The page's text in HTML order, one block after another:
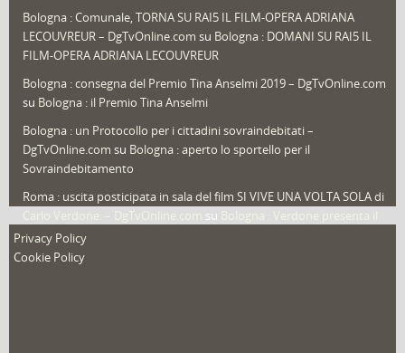
Sport
That's Bologna Magazine(25)
Video (archivio) (263)
Bologna : Comunale, TORNA SU RAI5 IL FILM-OPERA ADRIANA
LECOUVREUR – DgTvOnline.com su Bologna : DOMANI SU RAI5 IL
FILM-OPERA ADRIANA LECOUVREUR
Bologna : consegna del Premio Tina Anselmi 2019 – DgTvOnline.com
su Bologna : il Premio Tina Anselmi
Bologna : un Protocollo per i cittadini sovraindebitati –
DgTvOnline.com su Bologna : aperto lo sportello per il
Sovraindebitamento
Roma : uscita posticipata in sala del film SI VIVE UNA VOLTA SOLA di
su
nuovo film
Privacy Policy
Cookie Policy